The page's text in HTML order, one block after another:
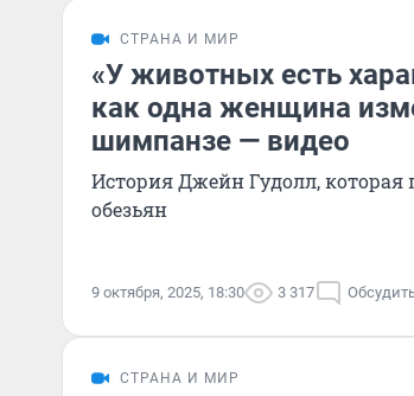
СТРАНА И МИР
«У животных есть
как одна женщина
шимпанзе — видео
История Джейн Гудолл, которая
обезьян
9 октября, 2025, 18:30 3 317
СТРАНА И МИР